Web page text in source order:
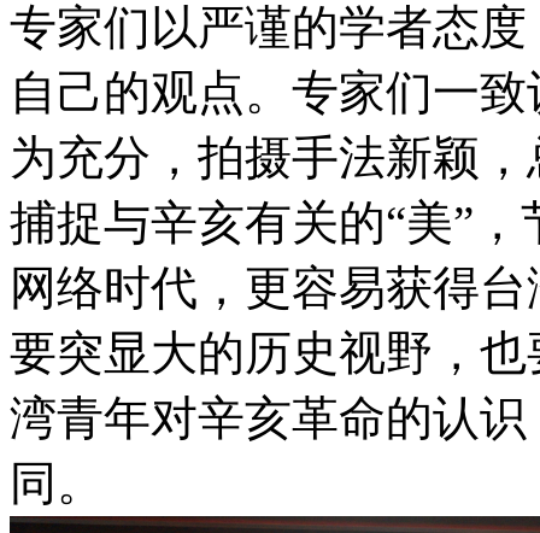
专家们以严谨的学者态
自己的观点。专家们一
为充分，拍摄手法新颖
捕捉与辛亥有关的“美”
网络时代，更容易获得
要突显大的历史视野，
湾青年对辛亥革命的认
同。